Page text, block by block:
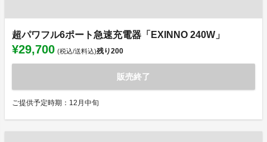
超パワフル6ポート急速充電器「EXINNO 240W」
¥29,700 (税込/送料込)残り200
販売終了
ご提供予定時期：12月中旬